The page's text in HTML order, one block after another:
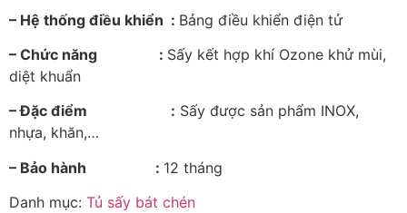
– Hệ thống điều khiển : Bảng điều khiển điện tử
– Chức năng : Sấy kết hợp khí Ozone khử mùi,
diệt khuẩn
– Đặc điểm
: Sấy được sản phẩm INOX,
nhựa, khăn,…
– Bảo hành : 12 tháng
Danh mục: Tủ sấy bát chén